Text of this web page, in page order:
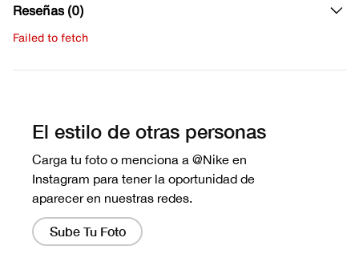
Reseñas (0)
Failed to fetch